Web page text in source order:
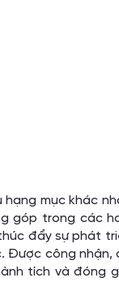
mục khác
góp trong các
đẩy sự phát
Được công nhận,
tích và đóng